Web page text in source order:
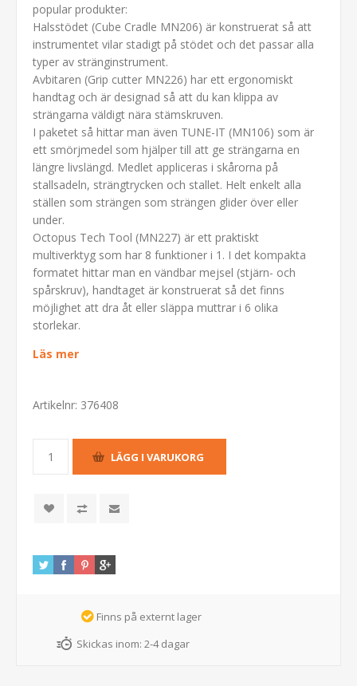
popular produkter:
Halsstödet (Cube Cradle MN206) är konstruerat så att
instrumentet vilar stadigt på stödet och det passar alla
typer av stränginstrument.
Avbitaren (Grip cutter MN226) har ett ergonomiskt
handtag och är designad så att du kan klippa av
strängarna väldigt nära stämskruven.
I paketet så hittar man även TUNE-IT (MN106) som är
ett smörjmedel som hjälper till att ge strängarna en
längre livslängd. Medlet appliceras i skårorna på
stallsadeln, strängtrycken och stallet. Helt enkelt alla
ställen som strängen som strängen glider över eller
under.
Octopus Tech Tool (MN227) är ett praktiskt
multiverktyg som har 8 funktioner i 1. I det kompakta
formatet hittar man en vändbar mejsel (stjärn- och
spårskruv), handtaget är konstruerat så det finns
möjlighet att dra åt eller släppa muttrar i 6 olika
storlekar.
Läs mer
Artikelnr: 376408
Finns på externt lager
Skickas inom: 2-4 dagar